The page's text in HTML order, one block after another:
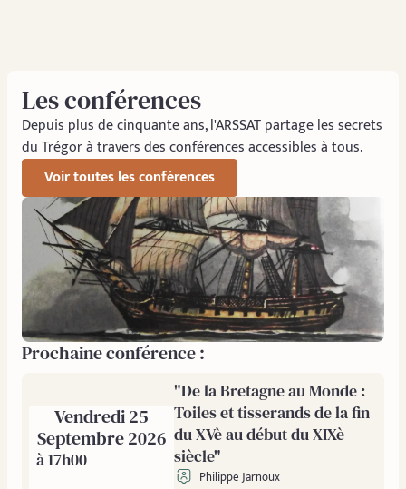
Les conférences
Depuis plus de cinquante ans, l'ARSSAT partage les secrets
du Trégor à travers des conférences accessibles à tous.
Voir toutes les conférences
Prochaine conférence :
Vendredi 25
Septembre 2026
à 17h00
"De la Bretagne au Monde :
Toiles et tisserands de la fin
du XVè au début du XIXè
siècle"
Philippe Jarnoux